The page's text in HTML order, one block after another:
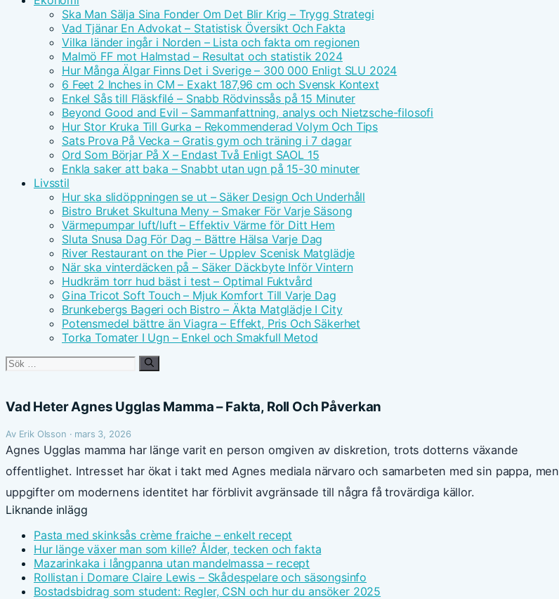
Ska Man Sälja Sina Fonder Om Det Blir Krig – Trygg Strategi
Vad Tjänar En Advokat – Statistisk Översikt Och Fakta
Vilka länder ingår i Norden – Lista och fakta om regionen
Malmö FF mot Halmstad – Resultat och statistik 2024
Hur Många Älgar Finns Det i Sverige – 300 000 Enligt SLU 2024
6 Feet 2 Inches in CM – Exakt 187,96 cm och Svensk Kontext
Enkel Sås till Fläskfilé – Snabb Rödvinssås på 15 Minuter
Beyond Good and Evil – Sammanfattning, analys och Nietzsche-filosofi
Hur Stor Kruka Till Gurka – Rekommenderad Volym Och Tips
Sats Prova På Vecka – Gratis gym och träning i 7 dagar
Ord Som Börjar På X – Endast Två Enligt SAOL 15
Enkla saker att baka – Snabbt utan ugn på 15-30 minuter
Livsstil
Hur ska slidöppningen se ut – Säker Design Och Underhåll
Bistro Bruket Skultuna Meny – Smaker För Varje Säsong
Värmepumpar luft/luft – Effektiv Värme för Ditt Hem
Sluta Snusa Dag För Dag – Bättre Hälsa Varje Dag
River Restaurant on the Pier – Upplev Scenisk Matglädje
När ska vinterdäcken på – Säker Däckbyte Inför Vintern
Hudkräm torr hud bäst i test – Optimal Fuktvård
Gina Tricot Soft Touch – Mjuk Komfort Till Varje Dag
Brunkebergs Bageri och Bistro – Äkta Matglädje I City
Potensmedel bättre än Viagra – Effekt, Pris Och Säkerhet
Torka Tomater I Ugn – Enkel och Smakfull Metod
Sök
Vad Heter Agnes Ugglas Mamma – Fakta, Roll Och Påverkan
Av Erik Olsson · mars 3, 2026
Agnes Ugglas mamma har länge varit en person omgiven av diskretion, trots dotterns växande
offentlighet. Intresset har ökat i takt med Agnes mediala närvaro och samarbeten med sin pappa, men
uppgifter om modernens identitet har förblivit avgränsade till några få trovärdiga källor.
Liknande inlägg
Pasta med skinksås crème fraiche – enkelt recept
Hur länge växer man som kille? Ålder, tecken och fakta
Mazarinkaka i långpanna utan mandelmassa – recept
Rollistan i Domare Claire Lewis – Skådespelare och säsongsinfo
Bostadsbidrag som student: Regler, CSN och hur du ansöker 2025